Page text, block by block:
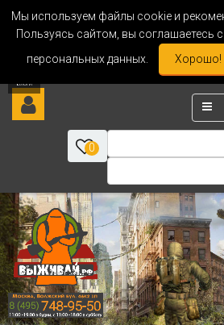
Мы используем файлы cookie и
Пользуясь сайтом, вы соглашаетесь
персональных данных.
Хорошо!
0